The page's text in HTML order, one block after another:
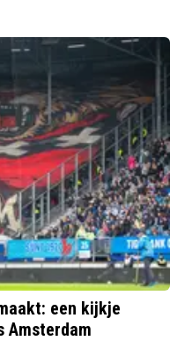
een kijkje
Amsterdam